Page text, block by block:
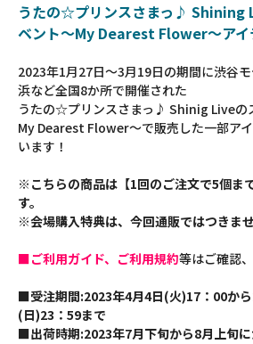
うたの☆プリンスさまっ♪ Shining
ベント～My Dearest Flower～アイ
2023年1月27日～3月19日の期間に渋谷
浜など全国8か所で開催された
うたの☆プリンスさまっ♪ Shinig Liveの
My Dearest Flower～で販売した一部ア
います！
※こちらの商品は【1回のご注文で5個ま
す。
※会場購入特典は、今回通販ではつきませ
■ご利用ガイド、ご利用規約等はご確認
■受注期間:2023年4月4日(火)17：00か
(日)23：59まで
■出荷時期:2023年7月下旬から8月上旬